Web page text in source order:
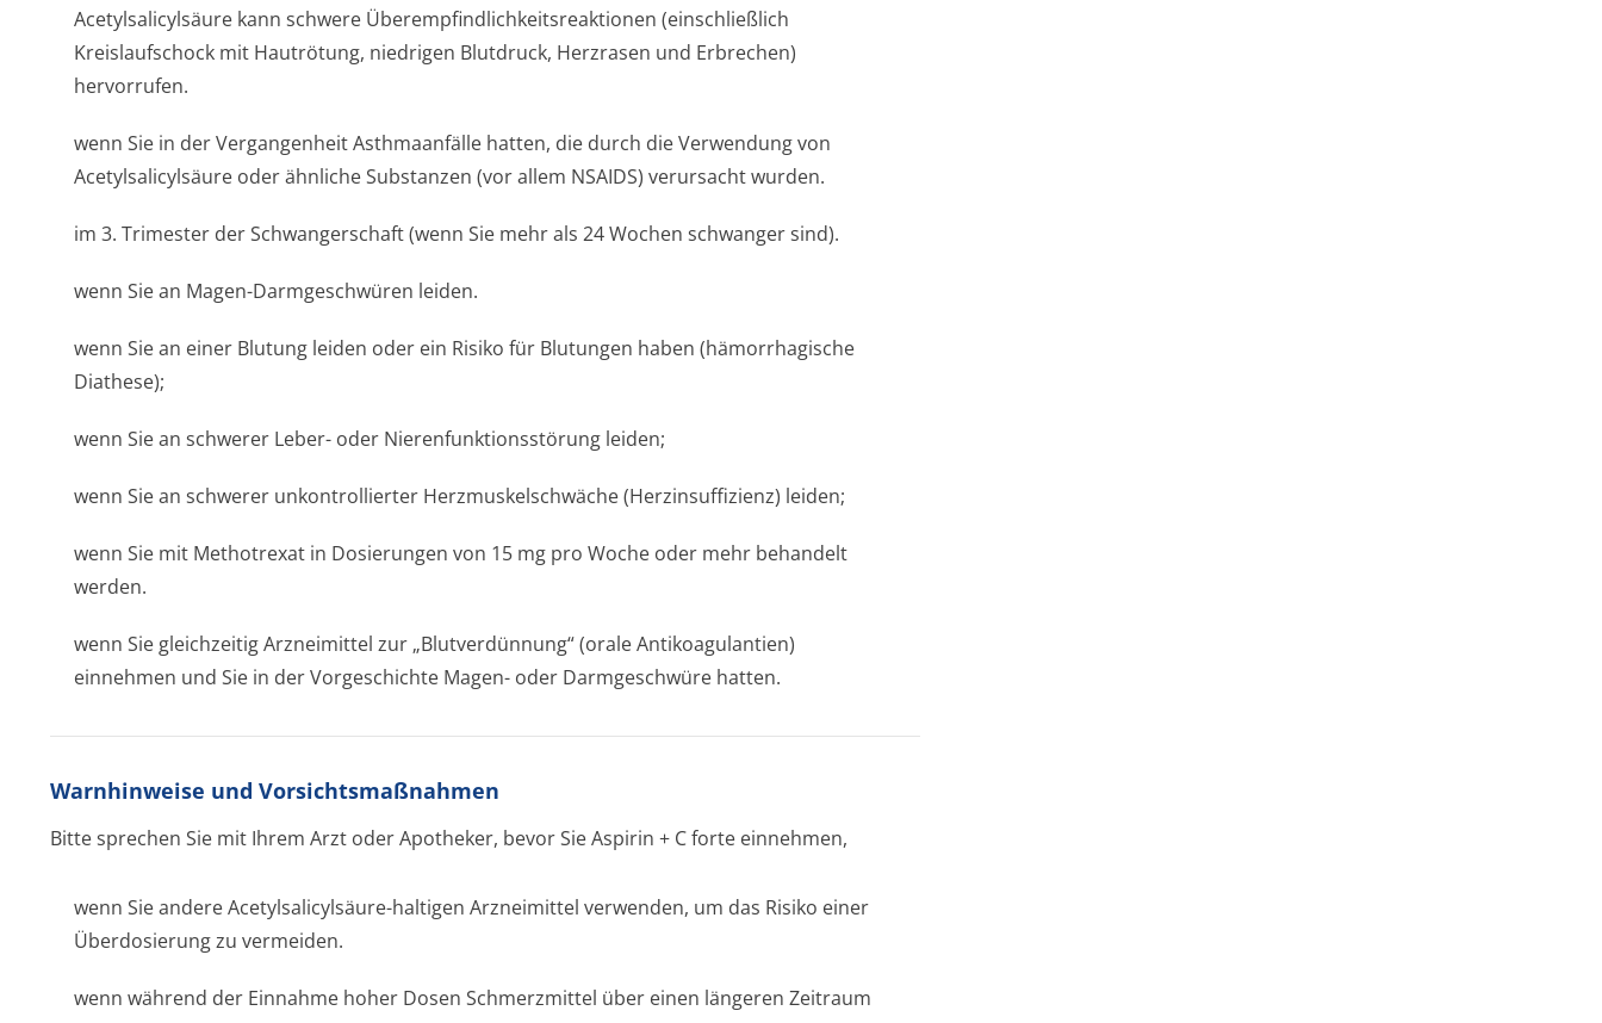
Acetylsalicylsäure kann schwere Überempfindlichke­itsreaktionen (einschließlich
Kreislaufschock mit Hautrötung, niedrigen Blutdruck, Herzrasen und Erbrechen)
hervorrufen.
wenn Sie in der Vergangenheit Asthmaanfälle hatten, die durch die Verwendung von
Acetylsalicylsäure oder ähnliche Substanzen (vor allem NSAIDS) verursacht wurden.
im 3. Trimester der Schwangerschaft (wenn Sie mehr als 24 Wochen schwanger sind).
wenn Sie an Magen-Darmgeschwüren leiden.
wenn Sie an einer Blutung leiden oder ein Risiko für Blutungen haben (hämorrhagische
Diathese);
wenn Sie an schwerer Leber- oder Nierenfunktion­sstörung leiden;
wenn Sie an schwerer unkontrollierter Herzmuskelschwäche (Herzinsuffizienz) leiden;
wenn Sie mit Methotrexat in Dosierungen von 15 mg pro Woche oder mehr behandelt
werden.
wenn Sie gleichzeitig Arzneimittel zur „Blutverdünnung“ (orale Antikoagulantien)
einnehmen und Sie in der Vorgeschichte Magen- oder Darmgeschwüre hatten.
Warnhinweise und Vorsichtsmaßnahmen
Bitte sprechen Sie mit Ihrem Arzt oder Apotheker, bevor SieAspirin + C forte einnehmen,
wenn Sie andere Acetylsalicylsäure-haltigen Arzneimittel verwenden, um das Risiko einer
Überdosierung zu vermeiden.
wenn während der Einnahme hoher Dosen Schmerzmittel über einen längeren Zeitraum